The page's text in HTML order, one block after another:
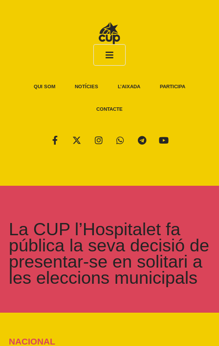
QUI SOM NOTÍCIES L’AIXADA PARTICIPA
CONTACTE
La CUP l’Hospitalet fa
pública la seva decisió de
presentar-se en solitari a
les eleccions municipals
NACIONAL